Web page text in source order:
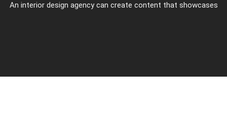
An interior design agency can create content that showcases